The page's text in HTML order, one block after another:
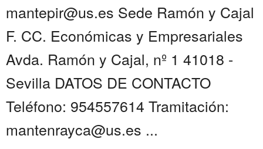
mantepir@us.es Sede Ramón y Cajal
F. CC. Económicas y Empresariales
Avda. Ramón y Cajal, nº 1 41018 -
Sevilla DATOS DE CONTACTO
Teléfono: 954557614 Tramitación:
mantenrayca@us.es ...